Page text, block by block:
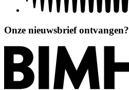
Onze nieuwsbrief ontvangen?